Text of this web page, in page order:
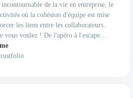
de la vie en entreprise, le
où la cohésion d'équipe est mise
les liens entre les collaborateurs.
vous voulez ! De l'apéro à l'escape
entre collègues, tous les moyens